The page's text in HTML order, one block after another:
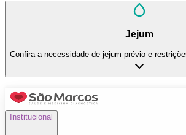
Jejum
Confira a necessidade de jejum prévio e
Institucional